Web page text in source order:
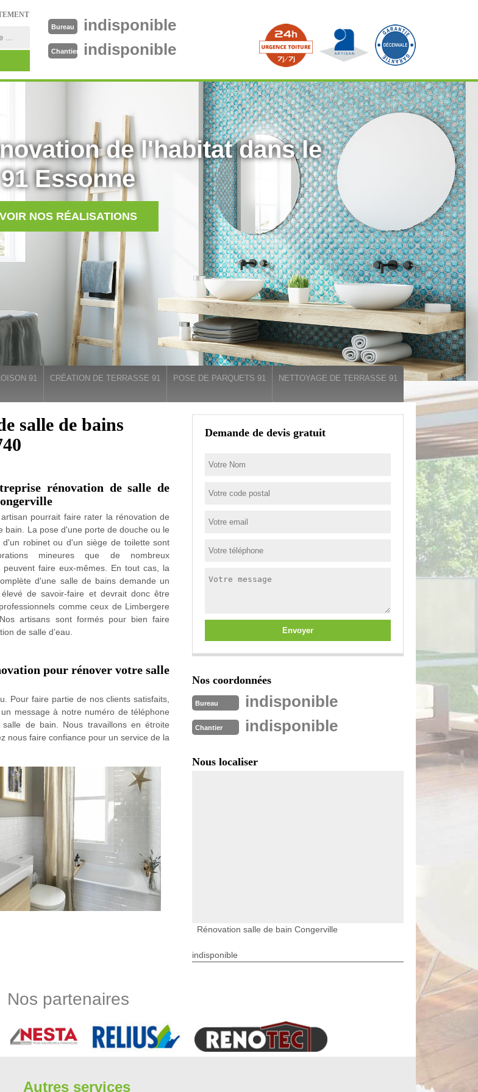
Bureau indisponible
Chantier indisponible
de l'habitat dans le
91 Essonne
VOIR NOS RÉALISATIONS
91 CRÉATION DE TERRASSE 91 POSE DE PARQUETS 91 NETTOYAGE DE TERRASSE 91
salle de bains
rénovation de salle de
pourrait faire rater la rénovation de
bain. La pose d'une porte de douche ou le
d'un robinet ou d'un siège de toilette sont
mineures que de nombreux
peuvent faire eux-mêmes. En tout cas, la
d'une salle de bains demande un
de savoir-faire et devrait donc être
comme ceux de Limbergere
artisans sont formés pour bien faire
de salle d’eau.
pour rénover votre salle
Pour faire partie de nos clients satisfaits,
message à notre numéro de téléphone
de bain. Nous travaillons en étroite
nous faire confiance pour un service de la
notre équipe travaille avec plusieurs
de bain à Congerville
de pièces dans la maison. En effet,
Demande de devis gratuit
Nos coordonnées
Bureau indisponible
Chantier indisponible
Nous localiser
Rénovation salle de bain Congerville
indisponible
Nos partenaires
Autres services